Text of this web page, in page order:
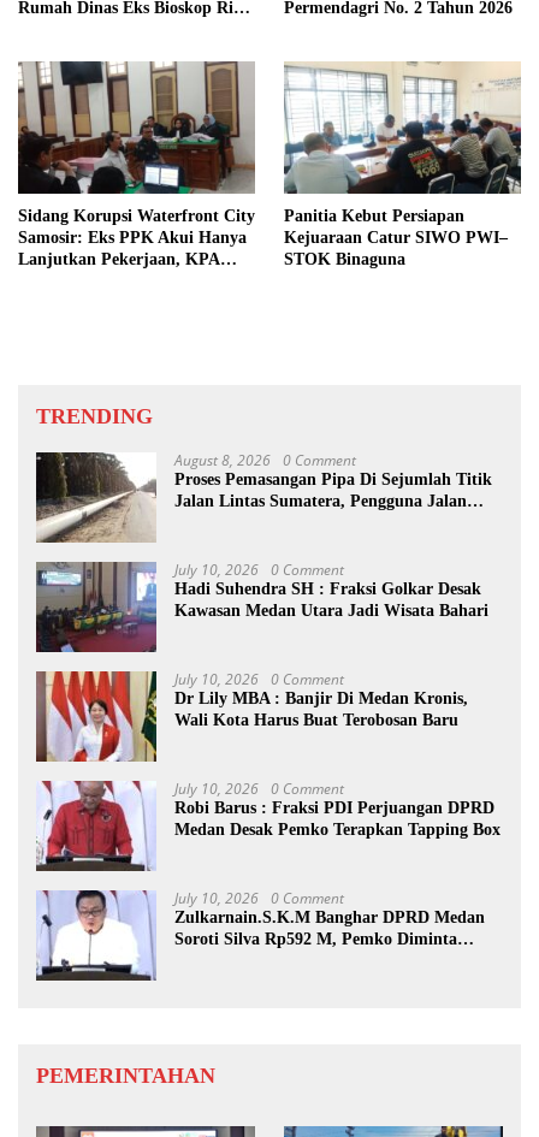
Rumah Dinas Eks Bioskop Ria
Permendagri No. 2 Tahun 2026
Sidang Korupsi Waterfront City
Samosir: Eks PPK Akui Hanya
Lanjutkan Pekerjaan, KPA
Panitia Kebut Persiapan
Kejuaraan Catur SIWO PWI–
STOK Binaguna
TRENDING
August 8, 2026 0 Comment
Proses Pemasangan Pipa Di Sejumlah Titik
Jalan Lintas Sumatera, Pengguna Jalan
July 10, 2026 0 Comment
Hadi Suhendra SH : Fraksi Golkar Desak
Kawasan Medan Utara Jadi Wisata Bahari
July 10, 2026 0 Comment
Dr Lily MBA : Banjir Di Medan Kronis,
Wali Kota Harus Buat Terobosan Baru
July 10, 2026 0 Comment
Robi Barus : Fraksi PDI Perjuangan DPRD
Medan Desak Pemko Terapkan Tapping Box
July 10, 2026 0 Comment
Zulkarnain.S.K.M Banghar DPRD Medan
Soroti Silva Rp592 M, Pemko Diminta
PEMERINTAHAN